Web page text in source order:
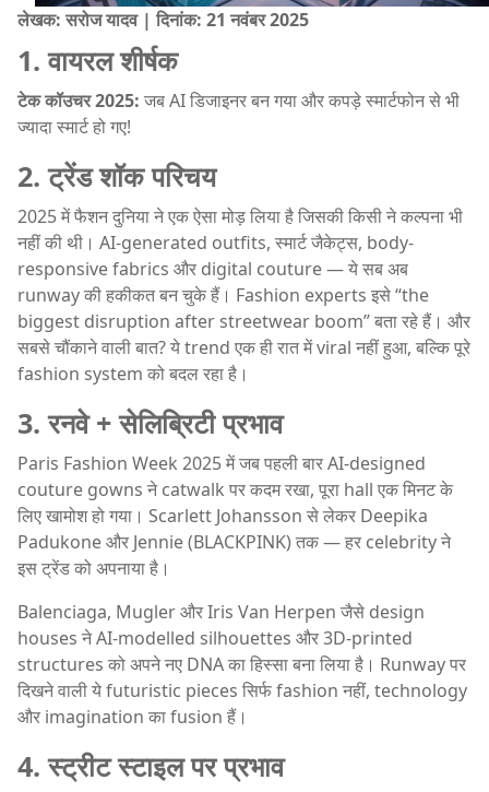
लेखक: सरोज यादव | दिनांक: 21 नवंबर 2025
1. वायरल शीर्षक
टेक कॉउचर 2025: जब AI डिजाइनर बन गया और कपड़े स्मार्टफोन से भी
ज्यादा स्मार्ट हो गए!
2. ट्रेंड शॉक परिचय
2025 में फैशन दुनिया ने एक ऐसा मोड़ लिया है जिसकी किसी ने कल्पना भी
नहीं की थी। AI-generated outfits, स्मार्ट जैकेट्स, body-
responsive fabrics और digital couture — ये सब अब
runway की हकीकत बन चुके हैं। Fashion experts इसे “the
biggest disruption after streetwear boom” बता रहे हैं। और
सबसे चौंकाने वाली बात? ये trend एक ही रात में viral नहीं हुआ, बल्कि पूरे
fashion system को बदल रहा है।
3. रनवे + सेलिब्रिटी प्रभाव
Paris Fashion Week 2025 में जब पहली बार AI-designed
couture gowns ने catwalk पर कदम रखा, पूरा hall एक मिनट के
लिए खामोश हो गया। Scarlett Johansson से लेकर Deepika
Padukone और Jennie (BLACKPINK) तक — हर celebrity ने
इस ट्रेंड को अपनाया है।
Balenciaga, Mugler और Iris Van Herpen जैसे design
houses ने AI-modelled silhouettes और 3D-printed
structures को अपने नए DNA का हिस्सा बना लिया है। Runway पर
दिखने वाली ये futuristic pieces सिर्फ fashion नहीं, technology
और imagination का fusion हैं।
4. स्ट्रीट स्टाइल पर प्रभाव